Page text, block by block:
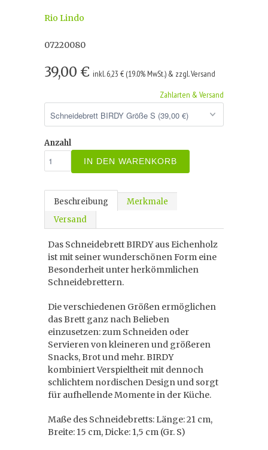
Rio Lindo
07220080
39,00 € inkl. 6,23 € (19.0% MwSt.) & zzgl. Versand
Zahlarten & Versand
Anzahl
IN DEN WARENKORB
Beschreibung
Merkmale
Versand
Das Schneidebrett BIRDY aus Eichenholz
ist mit seiner wunderschönen Form eine
Besonderheit unter herkömmlichen
Schneidebrettern.
Die verschiedenen Größen ermöglichen
das Brett ganz nach Belieben
einzusetzen: zum Schneiden oder
Servieren von kleineren und größeren
Snacks, Brot und mehr. BIRDY
kombiniert Verspieltheit mit dennoch
schlichtem nordischen Design und sorgt
für aufhellende Momente in der Küche.
Maße des Schneidebretts: Länge: 21 cm,
Breite: 15 cm, Dicke: 1,5 cm (Gr. S)